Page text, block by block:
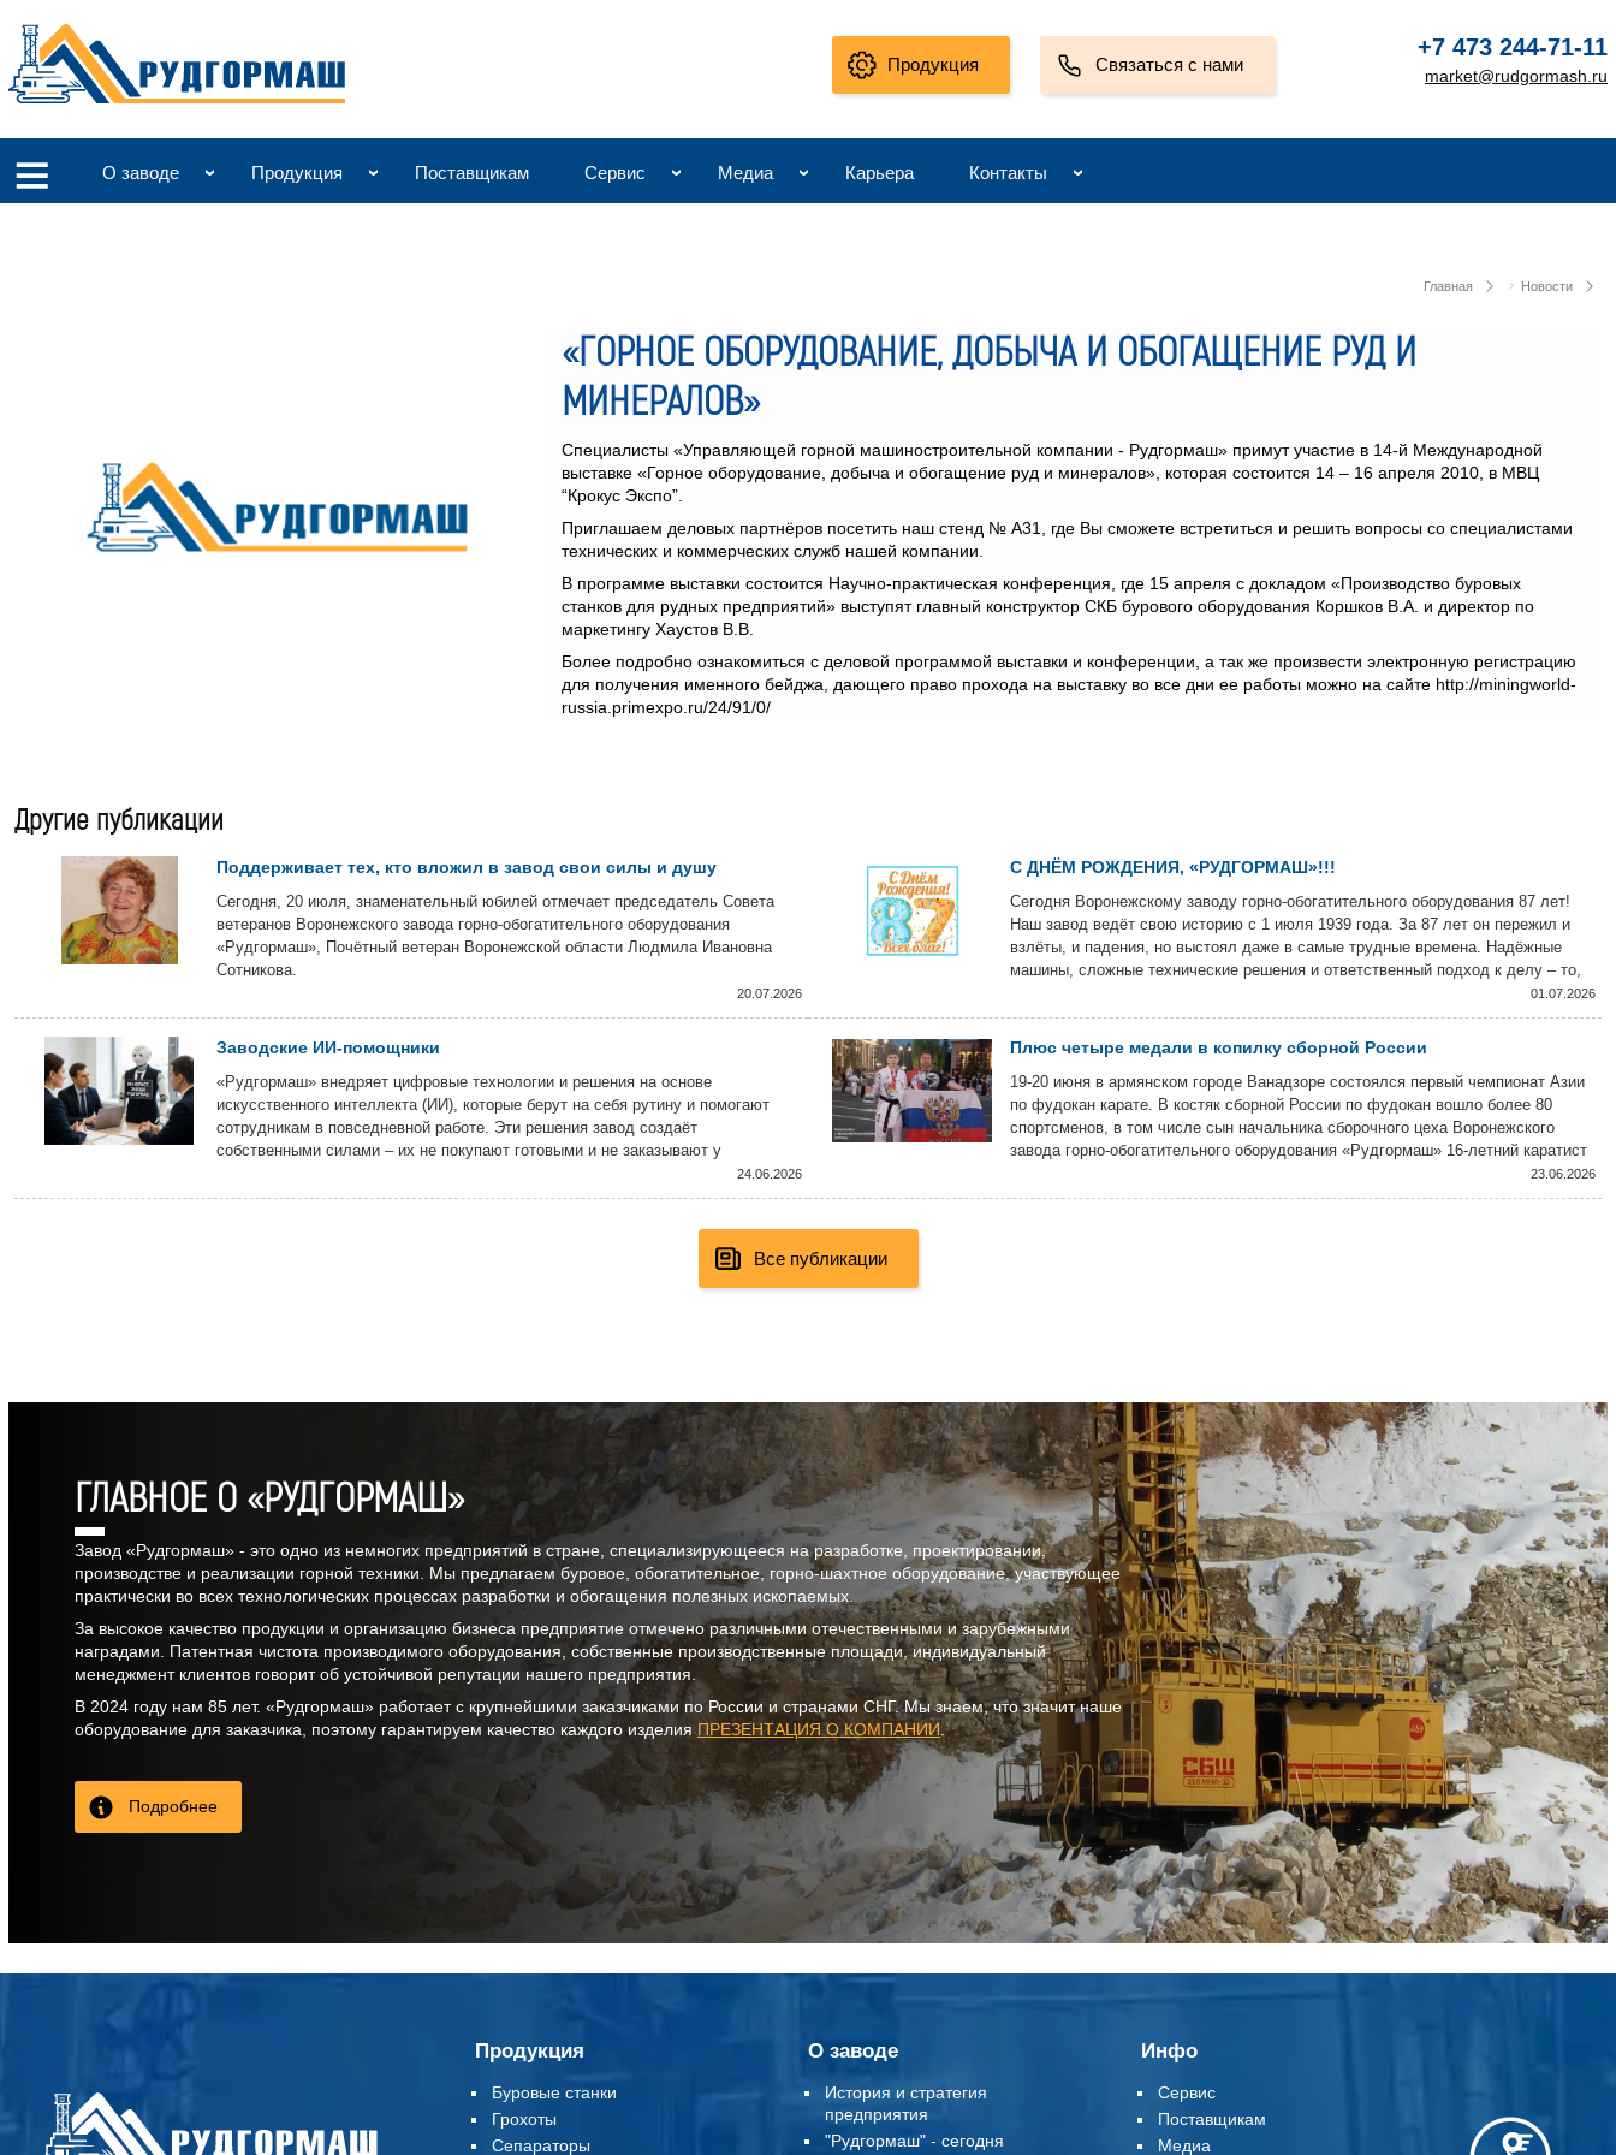
Связаться с нами
Продукция
+7 473 244-71-11
market@rudgormash.ru
О заводе Продукция Поставщикам Сервис Медиа Карьера Контакты
Главная Новости
«ГОРНОЕ ОБОРУДОВАНИЕ, ДОБЫЧА И ОБОГАЩЕНИЕ РУД И
МИНЕРАЛОВ»
Специалисты «Управляющей горной машиностроительной компании - Рудгормаш» примут участие в 14-й Международной
выставке «Горное оборудование, добыча и обогащение руд и минералов», которая состоится 14 – 16 апреля 2010, в МВЦ
“Крокус Экспо”.
Приглашаем деловых партнёров посетить наш стенд № А31, где Вы сможете встретиться и решить вопросы со специалистами
технических и коммерческих служб нашей компании.
В программе выставки состоится Научно-практическая конференция, где 15 апреля с докладом «Производство буровых
станков для рудных предприятий» выступят главный конструктор СКБ бурового оборудования Коршков В.А. и директор по
маркетингу Хаустов В.В.
Более подробно ознакомиться с деловой программой выставки и конференции, а так же произвести электронную регистрацию
для получения именного бейджа, дающего право прохода на выставку во все дни ее работы можно на сайте http://miningworld-
russia.primexpo.ru/24/91/0/
Другие публикации
Поддерживает тех, кто вложил в завод свои силы и душу
Сегодня, 20 июля, знаменательный юбилей отмечает председатель Совета
ветеранов Воронежского завода горно-обогатительного оборудования
«Рудгормаш», Почётный ветеран Воронежской области Людмила Ивановна
Сотникова.
20.07.2026
С ДНЁМ РОЖДЕНИЯ, «РУДГОРМАШ»!!!
Сегодня Воронежскому заводу горно-обогатительного оборудования 87 лет!
Наш завод ведёт свою историю с 1 июля 1939 года. За 87 лет он пережил и
взлёты, и падения, но выстоял даже в самые трудные времена. Надёжные
машины, сложные технические решения и ответственный подход к делу – то,
01.07.2026
Заводские ИИ-помощники
«Рудгормаш» внедряет цифровые технологии и решения на основе
искусственного интеллекта (ИИ), которые берут на себя рутину и помогают
сотрудникам в повседневной работе. Эти решения завод создаёт
собственными силами – их не покупают готовыми и не заказывают у
подрядчиков, а разрабатывают на предприятии с использованием самых
передовых технологий.
24.06.2026
Плюс четыре медали в копилку сборной России
19-20 июня в армянском городе Ванадзоре состоялся первый чемпионат Азии
по фудокан карате. В костяк сборной России по фудокан вошло более 80
спортсменов, в том числе сын начальника сборочного цеха Воронежского
завода горно-обогатительного оборудования «Рудгормаш» 16-летний каратист
23.06.2026
Все публикации
ГЛАВНОЕ О «РУДГОРМАШ»
Завод «Рудгормаш» - это одно из немногих предприятий в стране, специализирующееся на разработке, проектировании,
производстве и реализации горной техники. Мы предлагаем буровое, обогатительное, горно-шахтное оборудование, участвующее
практически во всех технологических процессах разработки и обогащения полезных ископаемых.
За высокое качество продукции и организацию бизнеса предприятие отмечено различными отечественными и зарубежными
наградами. Патентная чистота производимого оборудования, собственные производственные площади, индивидуальный
менеджмент клиентов говорит об устойчивой репутации нашего предприятия.
В 2024 году нам 85 лет. «Рудгормаш» работает с крупнейшими заказчиками по России и странами СНГ. Мы знаем, что значит наше
оборудование для заказчика, поэтому гарантируем качество каждого изделия ПРЕЗЕНТАЦИЯ О КОМПАНИИ.
Подробнее
Продукция
Буровые станки
Грохоты
Сепараторы
О заводе
История и стратегия
предприятия
"Рудгормаш" - сегодня
Инфо
Сервис
Поставщикам
Медиа